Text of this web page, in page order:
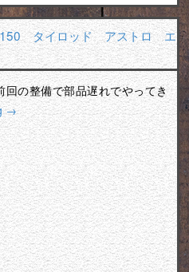
タイロッド アストロ エ
の整備で部品遅れでやってき
→